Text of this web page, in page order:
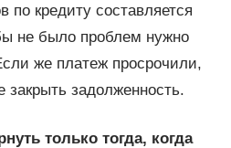
по кредиту составляется
не было проблем нужно
же платеж просрочили,
закрыть задолженность.
только тогда, когда